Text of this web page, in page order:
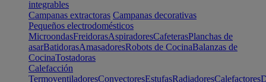
integrables
Campanas extractoras Campanas decorativas
Pequeños electrodomésticos
MicroondasFreidorasAspiradoresCafeterasPlanchas de
asarBatidorasAmasadoresRobots de CocinaBalanzas de
CocinaTostadoras
Calefacción
TermoventiladoresConvectoresEstufasRadiadoresCalefactores